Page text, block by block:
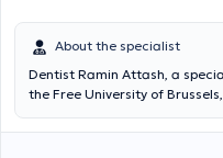
About the specialist
Dentist Ramin Attash, a
the Free University of
appointment with this